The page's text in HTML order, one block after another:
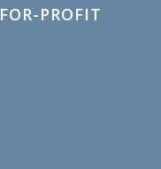
PROFIT